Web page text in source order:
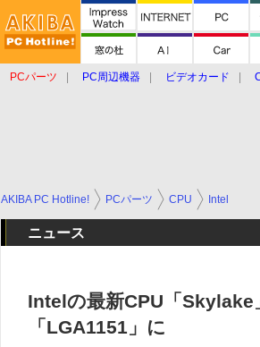
PCパーツ PC周辺機器 ビデオカード
AKIBA PC Hotline! PCパーツ CPU Intel
ニュース
Intelの最新CPU「Skylake
「LGA1151」に